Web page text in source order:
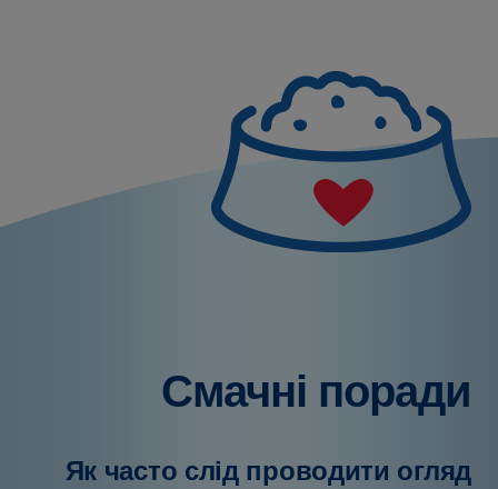
Смачні поради
Як часто слід проводити огляд